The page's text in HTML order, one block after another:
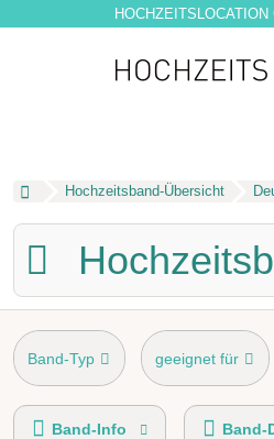
HOCHZEITSLOCATION
Hochzeitsband-Übersicht
Band-Typ geeignet für
Gage Spieldauer
Band-Info
Band-